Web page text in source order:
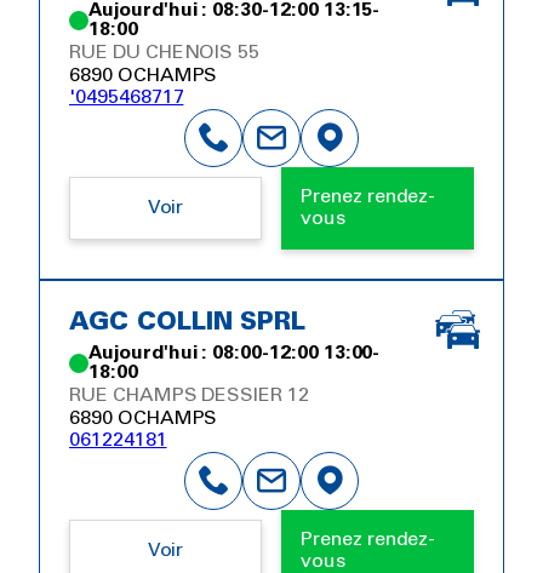
Aujourd'hui : 08:30-12:00 13:15-
18:00
RUE DU CHENOIS 55
6890 OCHAMPS
'0495468717
Voir
Prenez rendez-
vous
AGC COLLIN SPRL
Aujourd'hui : 08:00-12:00 13:00-
18:00
RUE CHAMPS DESSIER 12
6890 OCHAMPS
061224181
Voir
Prenez rendez-
vous